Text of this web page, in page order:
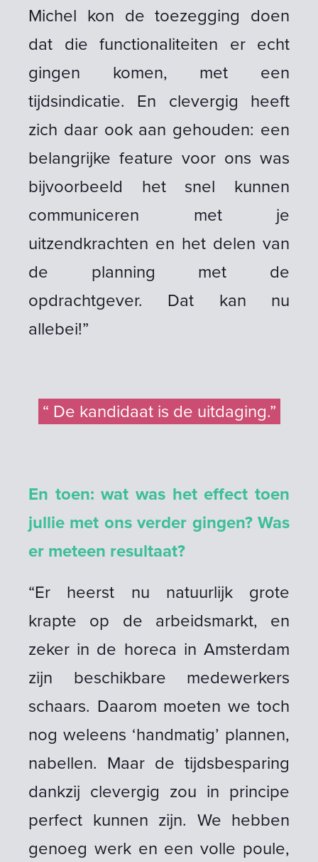
Michel kon de toezegging doen
dat die functionaliteiten er echt
gingen komen, met een
tijdsindicatie. En clevergig heeft
zich daar ook aan gehouden: een
belangrijke feature voor ons was
bijvoorbeeld het snel kunnen
communiceren met je
uitzendkrachten en het delen van
de planning met de
opdrachtgever. Dat kan nu
allebei!”
“ De kandidaat is de uitdaging.”
En toen: wat was het effect toen
jullie met ons verder gingen? Was
er meteen resultaat?
“Er heerst nu natuurlijk grote
krapte op de arbeidsmarkt, en
zeker in de horeca in Amsterdam
zijn beschikbare medewerkers
schaars. Daarom moeten we toch
nog weleens ‘handmatig’ plannen,
nabellen. Maar de tijdsbesparing
dankzij clevergig zou in principe
perfect kunnen zijn. We hebben
genoeg werk en een volle poule,